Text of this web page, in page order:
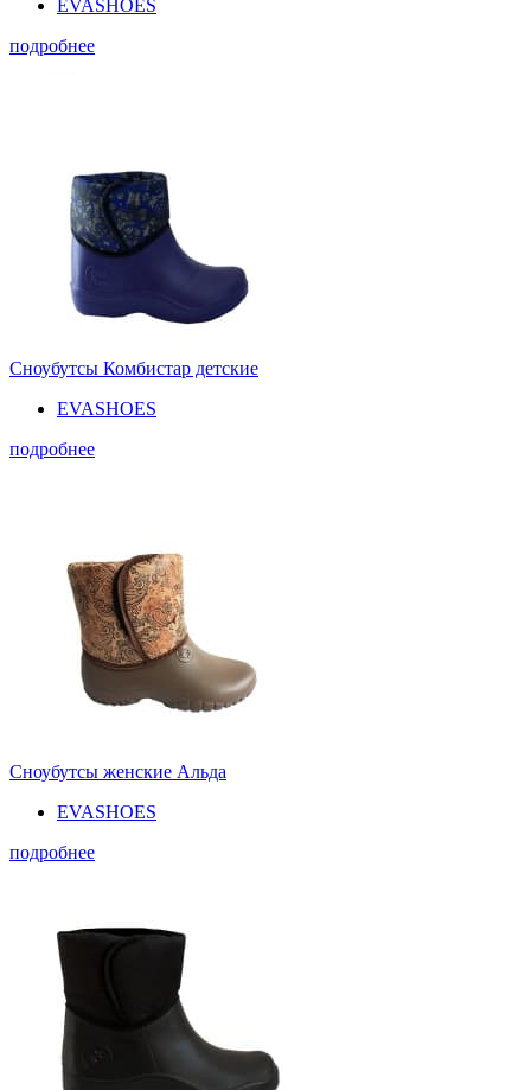
EVASHOES
подробнее
Сноубутсы Комбистар детские
EVASHOES
подробнее
Сноубутсы женские Альда
EVASHOES
подробнее